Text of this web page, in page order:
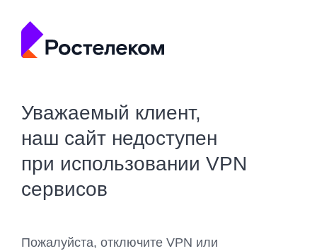
Уважаемый клиент,
наш сайт недоступен
при использовании VPN
сервисов
Пожалуйста, отключите VPN или